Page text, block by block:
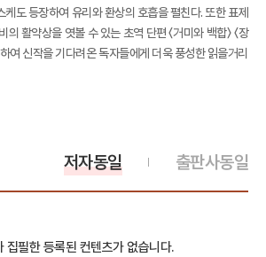
케도 등장하여 유리와 환상의 호흡을 펼친다. 또한 표제
의 활약상을 엿볼 수 있는 초역 단편 〈거미와 백합〉 〈장
여 신작을 기다려온 독자들에게 더욱 풍성한 읽을거리
출판사동일
저자동일
집필한 등록된 컨텐츠가 없습니다.